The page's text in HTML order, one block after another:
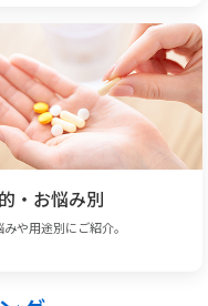
・お悩み別
みや用途別にご紹介。